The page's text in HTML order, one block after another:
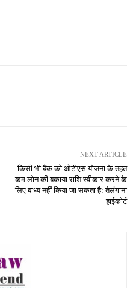
NEXT ARTICLE
किसी भी बैंक को ओटीएस योजना के तहत
कम लोन की बकाया राशि स्वीकार करने के
लिए बाध्य नहीं किया जा सकता है: तेलंगाना
हाईकोर्ट